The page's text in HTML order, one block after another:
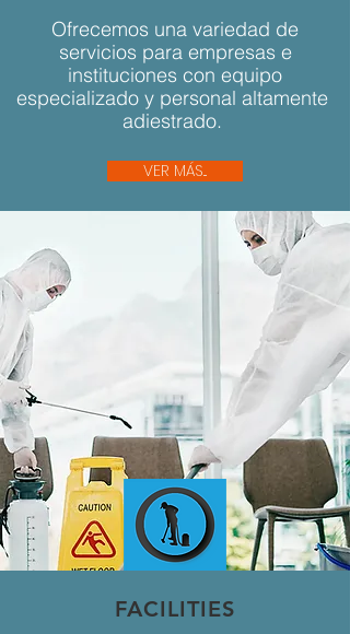
Ofrecemos una variedad de
servicios para empresas e
instituciones con equipo
especializado y personal altamente
adiestrado.
VER MÁS...
FACILITIES